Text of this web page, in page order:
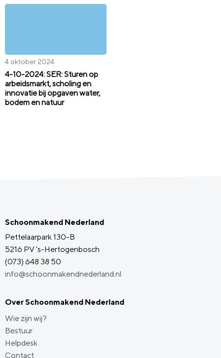
4 oktober 2024
4-10-2024: SER: Sturen op
arbeidsmarkt, scholing en
innovatie bij opgaven water,
bodem en natuur
Schoonmakend Nederland
Pettelaarpark 130-B
5216 PV 's-Hertogenbosch
(073) 648 38 50
info@schoonmakendnederland.nl
Over Schoonmakend Nederland
Wie zijn wij?
Bestuur
Helpdesk
Contact